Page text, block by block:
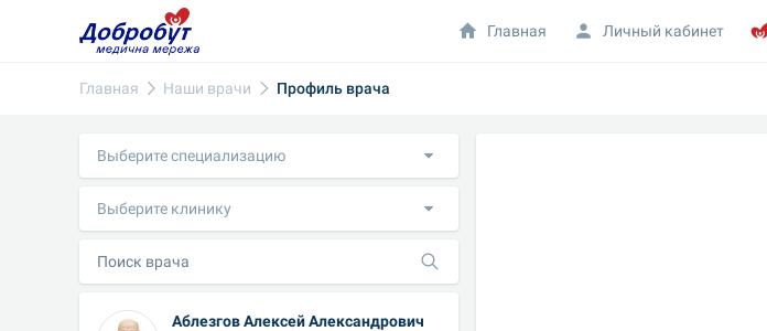
Главная Наши врачи Профиль врача
Выберите специализацию
Выберите клинику
Аблезгов Алексей Александрович
Главная Личный кабинет